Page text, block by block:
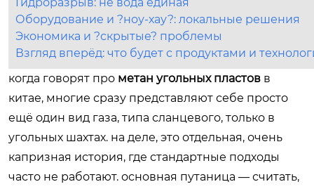
Оборудование и ?ноу-хау?: локальные решения
Экономика и ?скрытые? проблемы
Взгляд вперёд: что будет с продуктами и
когда говорят про метан угольных пластов в
китае, многие сразу представляют себе просто
ещё один вид газа, типа сланцевого, только в
угольных шахтах. на деле, это отдельная, очень
капризная история, где стандартные подходы
часто не работают. основная путаница — считать,